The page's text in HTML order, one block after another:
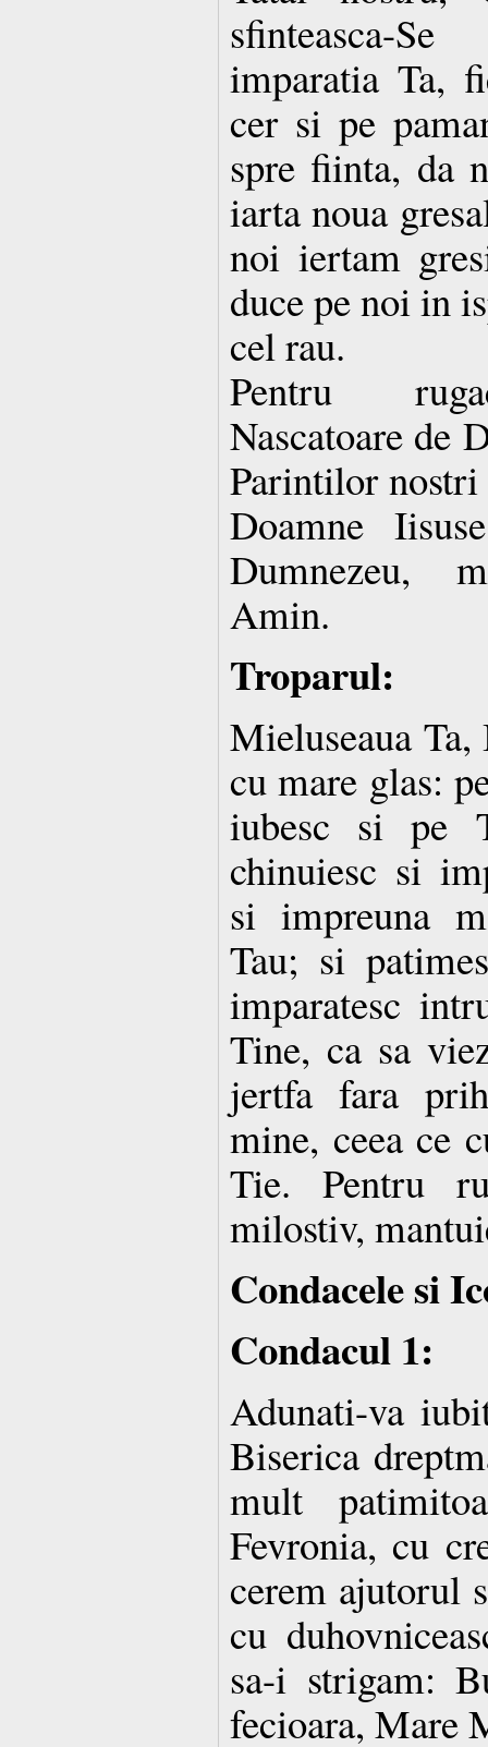
sfinteasca-
imparatia Ta,
cer si pe
spre fiinta, da
iarta noua
noi iertam
duce pe noi in
cel rau.
Pentru
Nascatoare de
Parintilor
Doamne
Dumnezeu,
Amin.
Troparul:
Mieluseaua
cu mare glas:
iubesc si pe
chinuiesc si
si impreuna
Tau; si
imparatesc
Tine, ca sa
jertfa fara
mine, ceea ce
Tie. Pentru
milostiv,
Condacele si
Condacul 1:
Adunati-va
Biserica
mult
Fevronia, cu
cerem ajutorul
cu
sa-i strigam:
fecioara, Mare